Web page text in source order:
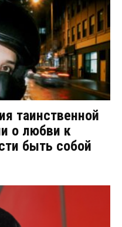
таинственной
о любви к
быть собой